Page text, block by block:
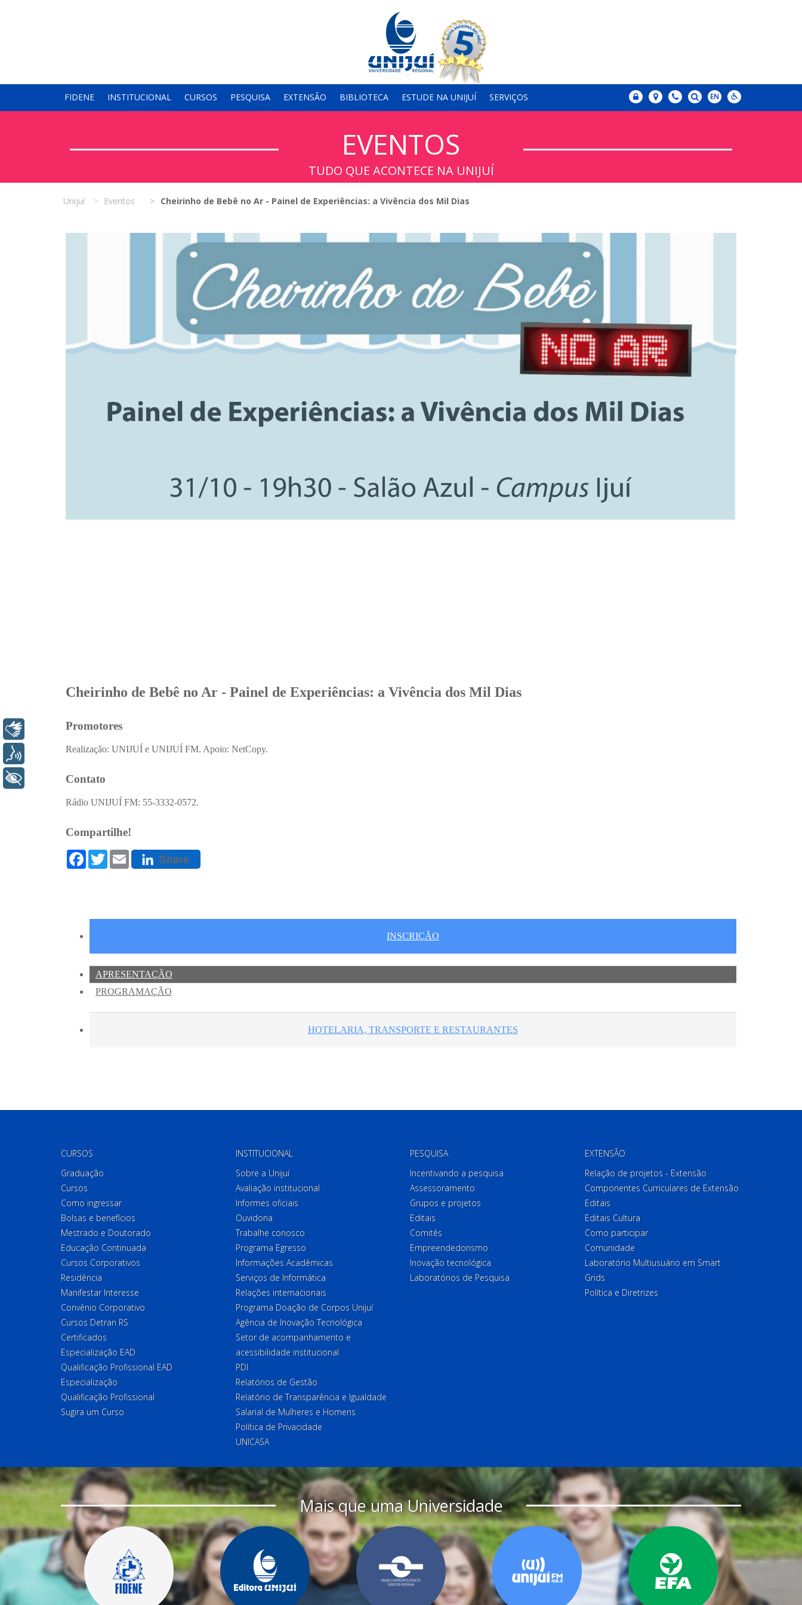
FIDENE INSTITUCIONAL CURSOS PESQUISA EXTENSÃO BIBLIOTECA ESTUDE NA UNIJUÍ SERVIÇOS
EVENTOS
TUDO QUE ACONTECE NA UNIJUÍ
Unijuí Eventos Cheirinho de Bebê no Ar - Painel de Experiências: a Vivência dos Mil Dias
CURSOS
Graduação
Cursos
Como ingressar
Bolsas e benefícios
Mestrado e Doutorado
Educação Continuada
Cursos Corporativos
Residência
Manifestar Interesse
Convênio Corporativo
Cursos Detran RS
Certificados
Especialização EAD
Qualificação Profissional EAD
Especialização
Qualificação Profissional
Sugira um Curso
INSTITUCIONAL
Sobre a Unijuí
Avaliação institucional
Informes oficiais
Ouvidoria
Trabalhe conosco
Programa Egresso
Informações Acadêmicas
Serviços de Informática
Relações internacionais
Programa Doação de Corpos Unijuí
Agência de Inovação Tecnológica
Setor de acompanhamento e
acessibilidade institucional
PDI
Relatórios de Gestão
Relatório de Transparência e Igualdade
Salarial de Mulheres e Homens
Política de Privacidade
UNICASA
PESQUISA
Incentivando a pesquisa
Assessoramento
Grupos e projetos
Editais
Comitês
Empreendedorismo
Inovação tecnológica
Laboratórios de Pesquisa
EXTENSÃO
Relação de projetos - Extensão
Componentes Curriculares de Extensão
Editais
Editais Cultura
Como participar
Comunidade
Laboratório Multiusuário em Smart
Grids
Política e Diretrizes
Mais que uma Universidade
+ Acessibilidade